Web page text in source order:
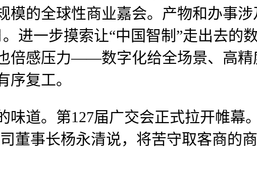
模的全球性商业嘉会。产物和办事
进一步摸索让“中国智制”走出去的
倍感压力——数字化给全场景、高
序复工。
道。第127届广交会正式拉开帷幕
董事长杨永清说，将苦守取客商的